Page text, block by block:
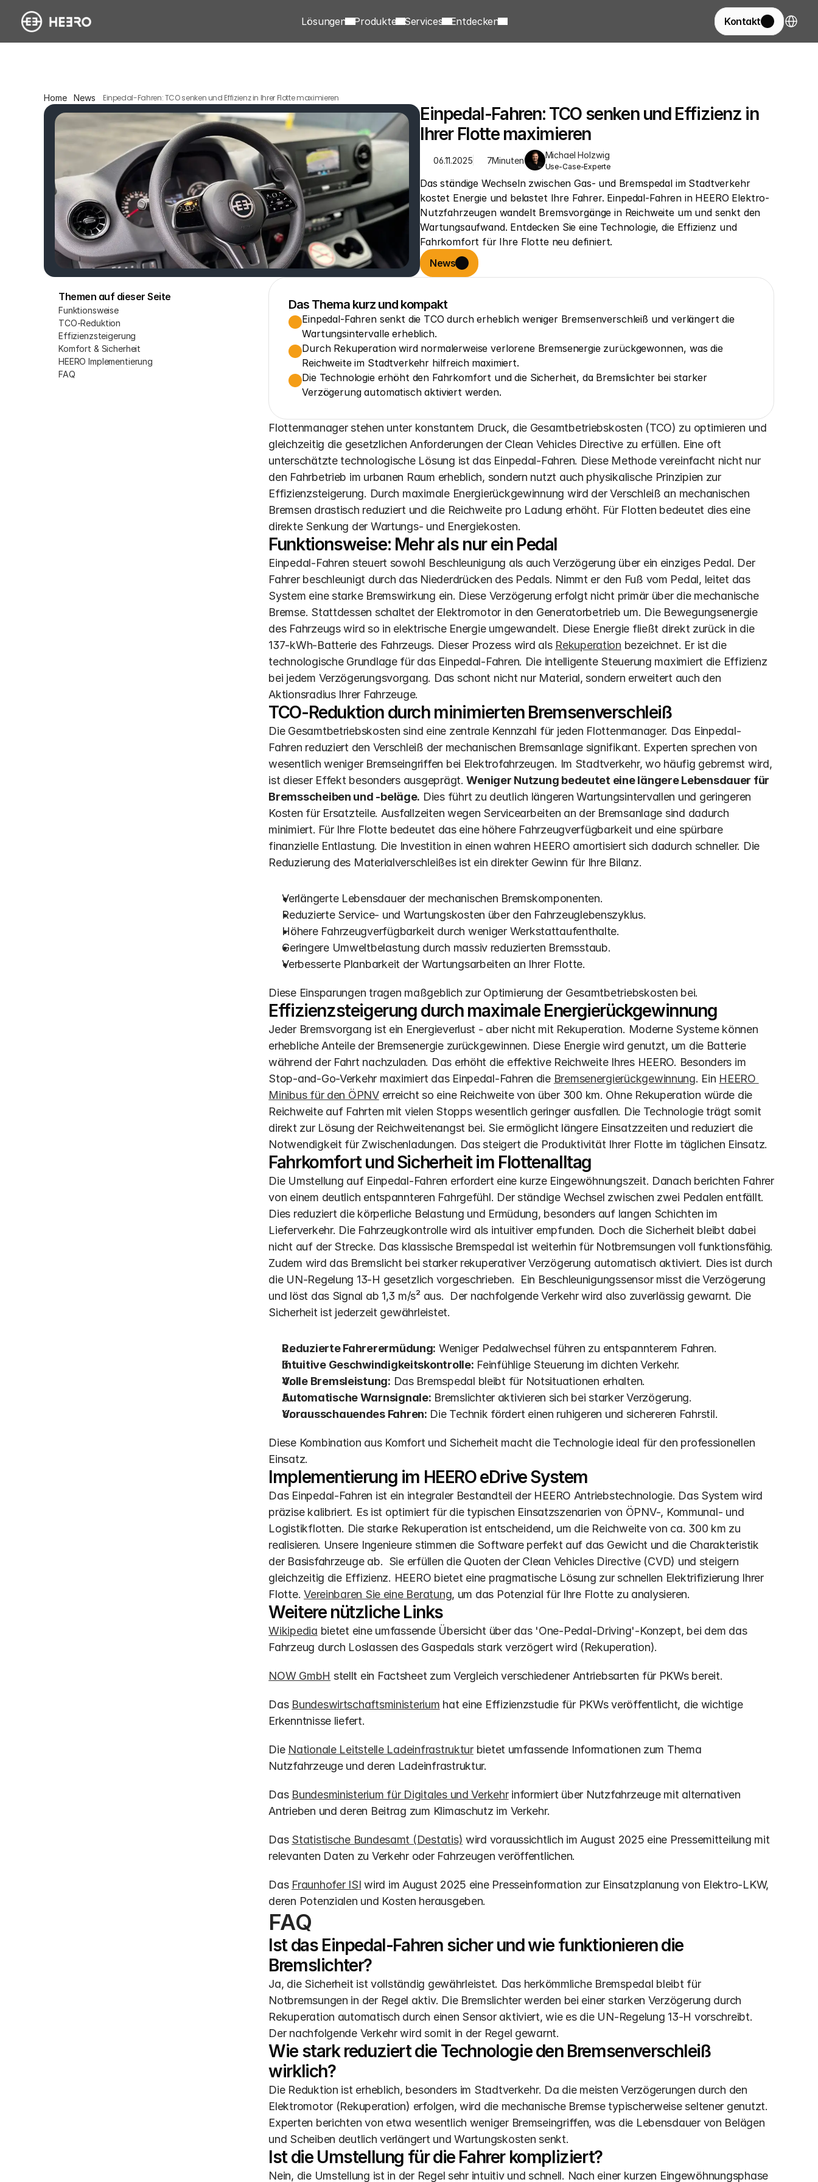
Lösungen Produkte Services Entdecken Kontakt Select
Home News Einpedal-Fahren: TCO senken und Effizienz in Ihrer Flotte maximieren
Einpedal-Fahren: TCO senken und Effizienz in
Ihrer Flotte maximieren
06.11.2025 7Minuten
Michael Holzwig
Use-Case-Experte
Das ständige Wechseln zwischen Gas- und Bremspedal im Stadtverkehr
kostet Energie und belastet Ihre Fahrer. Einpedal-Fahren in HEERO Elektro-
Nutzfahrzeugen wandelt Bremsvorgänge in Reichweite um und senkt den
Wartungsaufwand. Entdecken Sie eine Technologie, die Effizienz und
Fahrkomfort für Ihre Flotte neu definiert.
News
Themen auf dieser Seite
Funktionsweise
TCO-Reduktion
Effizienzsteigerung
Komfort & Sicherheit
HEERO Implementierung
FAQ
Das Thema kurz und kompakt
Einpedal-Fahren senkt die TCO durch erheblich weniger Bremsenverschleiß und verlängert die
Wartungsintervalle erheblich.
Durch Rekuperation wird normalerweise verlorene Bremsenergie zurückgewonnen, was die
Reichweite im Stadtverkehr hilfreich maximiert.
Die Technologie erhöht den Fahrkomfort und die Sicherheit, da Bremslichter bei starker
Verzögerung automatisch aktiviert werden.
Flottenmanager stehen unter konstantem Druck, die Gesamtbetriebskosten (TCO) zu optimieren und
gleichzeitig die gesetzlichen Anforderungen der Clean Vehicles Directive zu erfüllen. Eine oft
unterschätzte technologische Lösung ist das Einpedal-Fahren. Diese Methode vereinfacht nicht nur
den Fahrbetrieb im urbanen Raum erheblich, sondern nutzt auch physikalische Prinzipien zur
Effizienzsteigerung. Durch maximale Energierückgewinnung wird der Verschleiß an mechanischen
Bremsen drastisch reduziert und die Reichweite pro Ladung erhöht. Für Flotten bedeutet dies eine
direkte Senkung der Wartungs- und Energiekosten.
Funktionsweise: Mehr als nur ein Pedal
Einpedal-Fahren steuert sowohl Beschleunigung als auch Verzögerung über ein einziges Pedal. Der
Fahrer beschleunigt durch das Niederdrücken des Pedals. Nimmt er den Fuß vom Pedal, leitet das
System eine starke Bremswirkung ein. Diese Verzögerung erfolgt nicht primär über die mechanische
Bremse. Stattdessen schaltet der Elektromotor in den Generatorbetrieb um. Die Bewegungsenergie
des Fahrzeugs wird so in elektrische Energie umgewandelt. Diese Energie fließt direkt zurück in die
137-kWh-Batterie des Fahrzeugs. Dieser Prozess wird als Rekuperation bezeichnet. Er ist die
technologische Grundlage für das Einpedal-Fahren. Die intelligente Steuerung maximiert die Effizienz
bei jedem Verzögerungsvorgang. Das schont nicht nur Material, sondern erweitert auch den
Aktionsradius Ihrer Fahrzeuge.
TCO-Reduktion durch minimierten Bremsenverschleiß
Die Gesamtbetriebskosten sind eine zentrale Kennzahl für jeden Flottenmanager. Das Einpedal-
Fahren reduziert den Verschleiß der mechanischen Bremsanlage signifikant. Experten sprechen von
wesentlich weniger Bremseingriffen bei Elektrofahrzeugen. Im Stadtverkehr, wo häufig gebremst wird,
ist dieser Effekt besonders ausgeprägt. Weniger Nutzung bedeutet eine längere Lebensdauer für
Bremsscheiben und -beläge. Dies führt zu deutlich längeren Wartungsintervallen und geringeren
Kosten für Ersatzteile. Ausfallzeiten wegen Servicearbeiten an der Bremsanlage sind dadurch
minimiert. Für Ihre Flotte bedeutet das eine höhere Fahrzeugverfügbarkeit und eine spürbare
finanzielle Entlastung. Die Investition in einen wahren HEERO amortisiert sich dadurch schneller. Die
Reduzierung des Materialverschleißes ist ein direkter Gewinn für Ihre Bilanz.
Verlängerte Lebensdauer der mechanischen Bremskomponenten.
Reduzierte Service- und Wartungskosten über den Fahrzeuglebenszyklus.
Höhere Fahrzeugverfügbarkeit durch weniger Werkstattaufenthalte.
Geringere Umweltbelastung durch massiv reduzierten Bremsstaub.
Verbesserte Planbarkeit der Wartungsarbeiten an Ihrer Flotte.
Diese Einsparungen tragen maßgeblich zur Optimierung der Gesamtbetriebskosten bei.
Effizienzsteigerung durch maximale Energierückgewinnung
Jeder Bremsvorgang ist ein Energieverlust - aber nicht mit Rekuperation. Moderne Systeme können
erhebliche Anteile der Bremsenergie zurückgewinnen. Diese Energie wird genutzt, um die Batterie
während der Fahrt nachzuladen. Das erhöht die effektive Reichweite Ihres HEERO. Besonders im
Stop-and-Go-Verkehr maximiert das Einpedal-Fahren die Bremsenergierückgewinnung. Ein HEERO
Minibus für den ÖPNV erreicht so eine Reichweite von über 300 km. Ohne Rekuperation würde die
Reichweite auf Fahrten mit vielen Stopps wesentlich geringer ausfallen. Die Technologie trägt somit
direkt zur Lösung der Reichweitenangst bei. Sie ermöglicht längere Einsatzzeiten und reduziert die
Notwendigkeit für Zwischenladungen. Das steigert die Produktivität Ihrer Flotte im täglichen Einsatz.
Fahrkomfort und Sicherheit im Flottenalltag
Die Umstellung auf Einpedal-Fahren erfordert eine kurze Eingewöhnungszeit. Danach berichten Fahrer
von einem deutlich entspannteren Fahrgefühl. Der ständige Wechsel zwischen zwei Pedalen entfällt.
Dies reduziert die körperliche Belastung und Ermüdung, besonders auf langen Schichten im
Lieferverkehr. Die Fahrzeugkontrolle wird als intuitiver empfunden. Doch die Sicherheit bleibt dabei
nicht auf der Strecke. Das klassische Bremspedal ist weiterhin für Notbremsungen voll funktionsfähig.
Zudem wird das Bremslicht bei starker rekuperativer Verzögerung automatisch aktiviert. Dies ist durch
die UN-Regelung 13-H gesetzlich vorgeschrieben.  Ein Beschleunigungssensor misst die Verzögerung
und löst das Signal ab 1,3 m/s² aus.  Der nachfolgende Verkehr wird also zuverlässig gewarnt. Die
Sicherheit ist jederzeit gewährleistet.
Reduzierte Fahrerermüdung: Weniger Pedalwechsel führen zu entspannterem Fahren.
Intuitive Geschwindigkeitskontrolle: Feinfühlige Steuerung im dichten Verkehr.
Volle Bremsleistung: Das Bremspedal bleibt für Notsituationen erhalten.
Automatische Warnsignale: Bremslichter aktivieren sich bei starker Verzögerung.
Vorausschauendes Fahren: Die Technik fördert einen ruhigeren und sichereren Fahrstil.
Diese Kombination aus Komfort und Sicherheit macht die Technologie ideal für den professionellen
Einsatz.
Implementierung im HEERO eDrive System
Das Einpedal-Fahren ist ein integraler Bestandteil der HEERO Antriebstechnologie. Das System wird
präzise kalibriert. Es ist optimiert für die typischen Einsatzszenarien von ÖPNV-, Kommunal- und
Logistikflotten. Die starke Rekuperation ist entscheidend, um die Reichweite von ca. 300 km zu
realisieren. Unsere Ingenieure stimmen die Software perfekt auf das Gewicht und die Charakteristik
der Basisfahrzeuge ab.  Sie erfüllen die Quoten der Clean Vehicles Directive (CVD) und steigern
gleichzeitig die Effizienz. HEERO bietet eine pragmatische Lösung zur schnellen Elektrifizierung Ihrer
Flotte. Vereinbaren Sie eine Beratung, um das Potenzial für Ihre Flotte zu analysieren.
Weitere nützliche Links
Wikipedia bietet eine umfassende Übersicht über das 'One-Pedal-Driving'-Konzept, bei dem das
Fahrzeug durch Loslassen des Gaspedals stark verzögert wird (Rekuperation).
NOW GmbH stellt ein Factsheet zum Vergleich verschiedener Antriebsarten für PKWs bereit.
Das Bundeswirtschaftsministerium hat eine Effizienzstudie für PKWs veröffentlicht, die wichtige
Erkenntnisse liefert.
Die Nationale Leitstelle Ladeinfrastruktur bietet umfassende Informationen zum Thema
Nutzfahrzeuge und deren Ladeinfrastruktur.
Das Bundesministerium für Digitales und Verkehr informiert über Nutzfahrzeuge mit alternativen
Antrieben und deren Beitrag zum Klimaschutz im Verkehr.
Das Statistische Bundesamt (Destatis) wird voraussichtlich im August 2025 eine Pressemitteilung mit
relevanten Daten zu Verkehr oder Fahrzeugen veröffentlichen.
Das Fraunhofer ISI wird im August 2025 eine Presseinformation zur Einsatzplanung von Elektro-LKW,
deren Potenzialen und Kosten herausgeben.
FAQ
Ist das Einpedal-Fahren sicher und wie funktionieren die
Bremslichter?
Ja, die Sicherheit ist vollständig gewährleistet. Das herkömmliche Bremspedal bleibt für
Notbremsungen in der Regel aktiv. Die Bremslichter werden bei einer starken Verzögerung durch
Rekuperation automatisch durch einen Sensor aktiviert, wie es die UN-Regelung 13-H vorschreibt.
Der nachfolgende Verkehr wird somit in der Regel gewarnt.
Wie stark reduziert die Technologie den Bremsenverschleiß
wirklich?
Die Reduktion ist erheblich, besonders im Stadtverkehr. Da die meisten Verzögerungen durch den
Elektromotor (Rekuperation) erfolgen, wird die mechanische Bremse typischerweise seltener genutzt.
Experten berichten von etwa wesentlich weniger Bremseingriffen, was die Lebensdauer von Belägen
und Scheiben deutlich verlängert und Wartungskosten senkt.
Ist die Umstellung für die Fahrer kompliziert?
Nein, die Umstellung ist in der Regel sehr intuitiv und schnell. Nach einer kurzen Eingewöhnungsphase